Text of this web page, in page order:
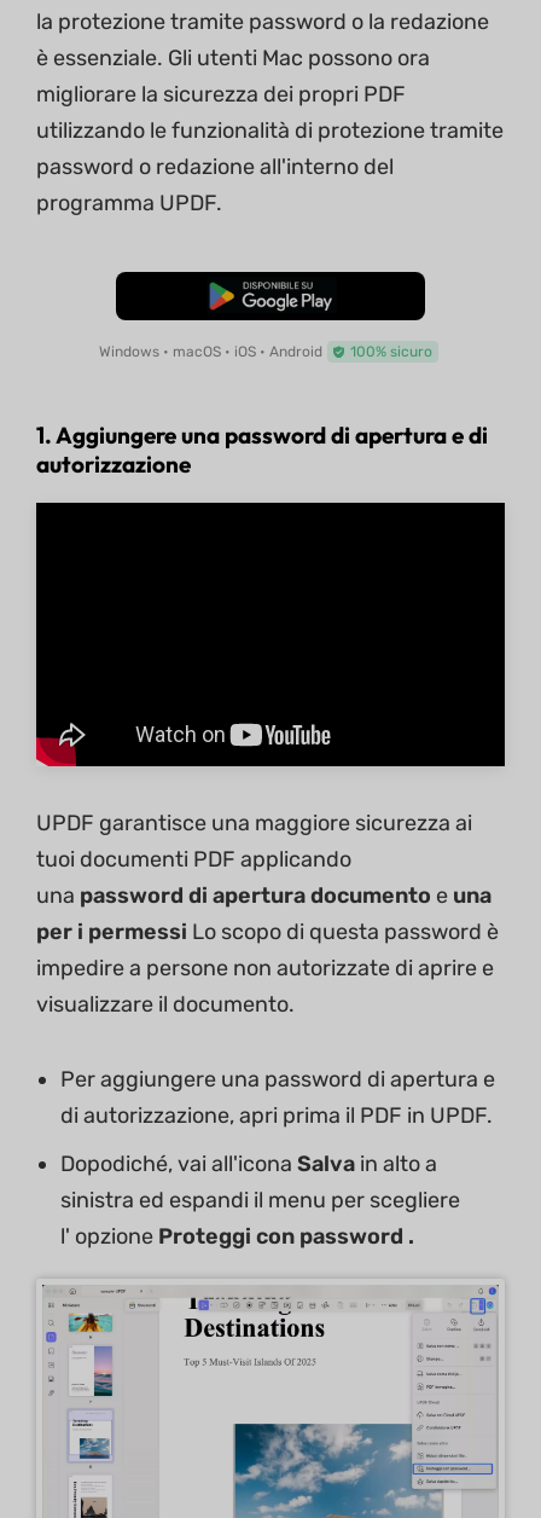
la protezione tramite password o la redazione
è essenziale. Gli utenti Mac possono ora
migliorare la sicurezza dei propri PDF
utilizzando le funzionalità di protezione tramite
password o redazione all'interno del
programma UPDF.
Download Gratis
Windows • macOS • iOS • Android 100% sicuro
1. Aggiungere una password di apertura e di
autorizzazione
UPDF garantisce una maggiore sicurezza ai
tuoi documenti PDF applicando
una password di apertura documento e una
per i permessi Lo scopo di questa password è
impedire a persone non autorizzate di aprire e
visualizzare il documento.
Per aggiungere una password di apertura e
di autorizzazione, apri prima il PDF in UPDF.
Dopodiché, vai all'icona Salva in alto a
sinistra ed espandi il menu per scegliere
l' opzione Proteggi con password .